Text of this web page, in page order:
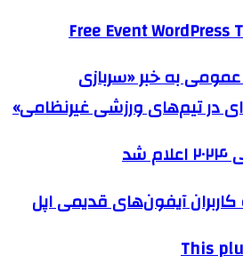
به خبر «سربازی
در تیم‌های ورزشی غیرنظامی»
شد
آیفون‌های قدیمی اپل
This